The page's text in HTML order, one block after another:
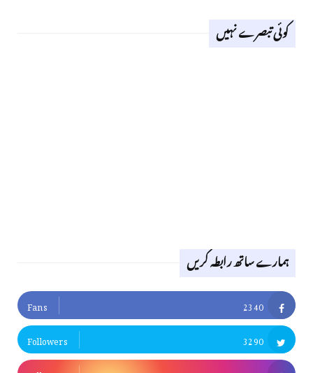
کوئی تبصرے نہیں
ہمارے ساتھ رابطہ کریں
2340
Fans
3290
Followers